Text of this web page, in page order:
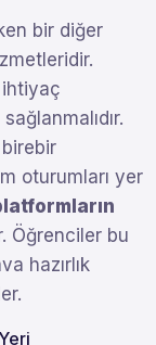
bir diğer
ihtiyaç
oturumları yer
Öğrenciler bu
hazırlık